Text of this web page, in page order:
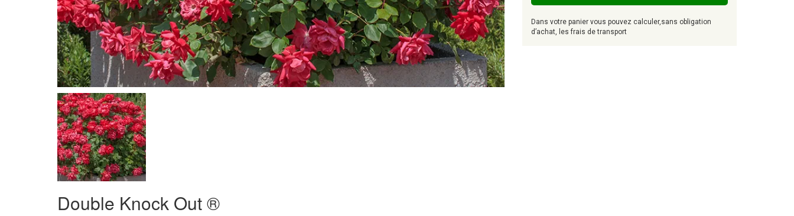
Double Knock Out ®
Dans votre panier vous pouvez calculer,sans obligation
d’achat, les frais de transport